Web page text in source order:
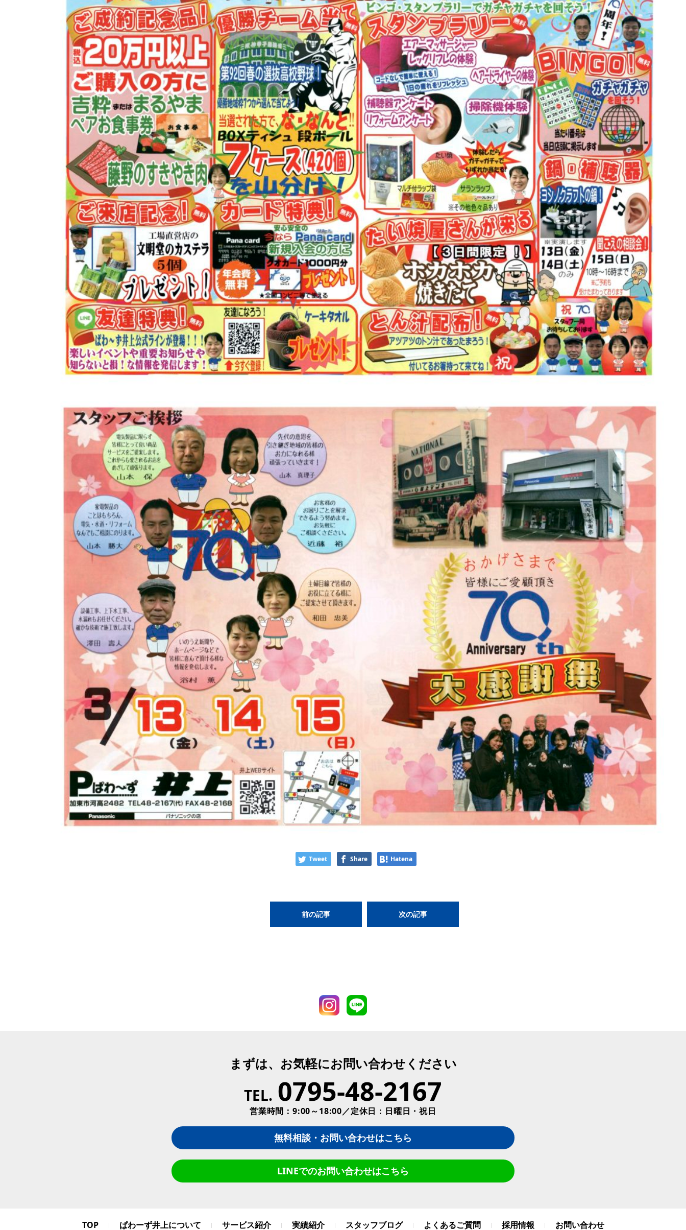
Tweet Share Hatena
前の記事 次の記事
まずは、お気軽にお問い合わせください
TEL. 0795-48-2167
営業時間：9:00～18:00／定休日：日曜日・祝日
無料相談・お問い合わせはこちら
LINEでのお問い合わせはこちら
TOP ぱわーず井上について サービス紹介 実績紹介 スタッフブログ よくあるご質問 採用情報 お問い合わせ